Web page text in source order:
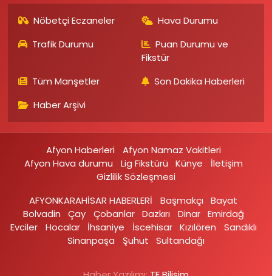
Nöbetçi Eczaneler
Hava Durumu
Trafik Durumu
Puan Durumu ve
Fikstür
Tüm Manşetler
Son Dakika Haberleri
Haber Arşivi
Afyon Haberleri
Afyon Namaz Vakitleri
Afyon Hava durumu
Lig Fikstürü Künye
İletişim
Gizlilik Sözleşmesi
AFYONKARAHİSAR HABERLERİ
Başmakçı
Bayat
Bolvadin
Çay Çobanlar Dazkırı Dinar Emirdağ‎
Evciler‎
Hocalar İhsaniye‎ İscehisar Kızılören‎
Sandıklı‎
Sinanpaşa
Şuhut Sultandağı